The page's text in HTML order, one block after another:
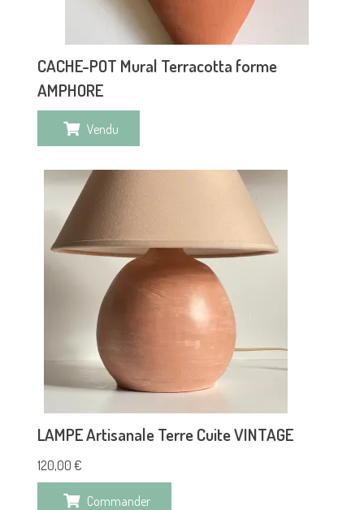
CACHE-POT Mural Terracotta forme
AMPHORE
Vendu
LAMPE Artisanale Terre Cuite VINTAGE
120,00 €
Commander